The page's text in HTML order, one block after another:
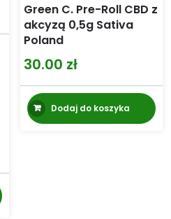
Ten
produkt
Green C. Pre-Roll CBD z
akcyzą 0,5g Sativa
Poland
30.00 zł
Dodaj do koszyka